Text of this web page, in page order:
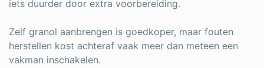
iets duurder door extra voorbereiding.
Zelf granol aanbrengen is goedkoper, maar fouten
herstellen kost achteraf vaak meer dan meteen een
vakman inschakelen.